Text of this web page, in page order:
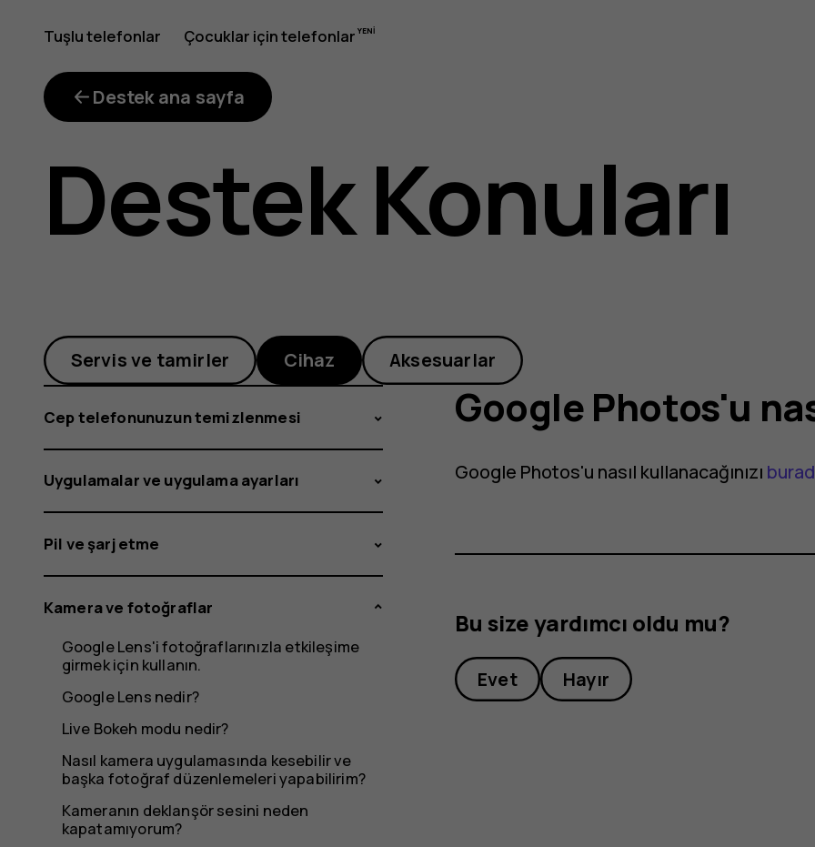
Google
Photos'u
nasıl
kullanırım?
Tuşlu telefonlar Çocuklar için telefonlar
Destek ana sayfa
Destek Konuları
Servis ve tamirler Cihaz Aksesuarlar
Cep telefonunuzun temizlenmesi
Uygulamalar ve uygulama ayarları
Pil ve şarj etme
Kamera ve fotoğraflar
Google Lens'i fotoğraflarınızla etkileşime
girmek için kullanın.
Google Lens nedir?
Live Bokeh modu nedir?
Nasıl kamera uygulamasında kesebilir ve
başka fotoğraf düzenlemeleri yapabilirim?
Kameranın deklanşör sesini neden
kapatamıyorum?
Google Photos'u
Google Photos'u nasıl kullanacağınızı
Bu size yardımcı oldu mu?
Evet Hayır